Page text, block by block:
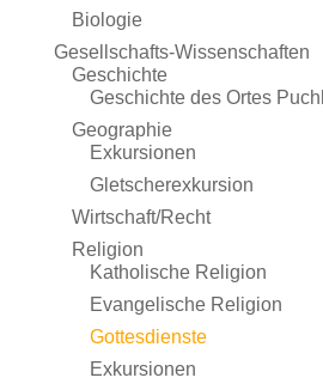
Biologie
Gesellschafts-Wissenschaften
Geschichte
Geschichte des Ortes
Geographie
Exkursionen
Gletscherexkursion
Wirtschaft/Recht
Religion
Katholische Religion
Evangelische Religion
Gottesdienste
Exkursionen